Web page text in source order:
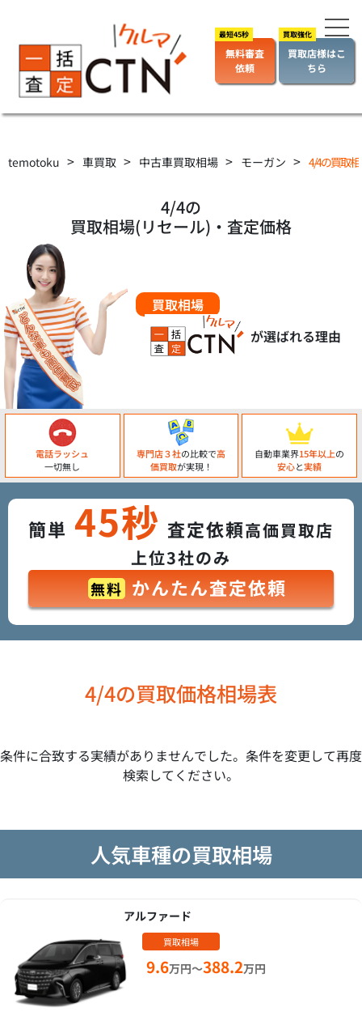
無料審査
依頼
買取店様はこ
ちら
temotoku > 車買取 > 中古車買取相場 > モーガン > 4/4の買取
4/4の
買取相場(リセール)・査定価格
買取相場
が選ばれる理由
電話ラッシュ
一切無し
専門店３社の比較で高
価買取が実現！
自動車業界15年以上の
安心と実績
簡単 45秒 査定依頼高価買取店
上位3社のみ
無料 かんたん査定依頼
4/4の買取価格相場表
条件に合致する実績がありませんでした。条件を変更して再度
検索してください。
人気車種の買取相場
アルファード
買取相場
9.6万円～388.2万円